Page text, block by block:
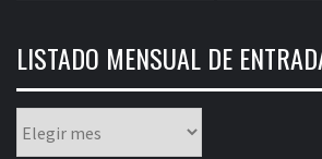
LISTADO MENSUAL DE
mensual